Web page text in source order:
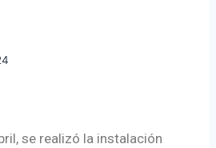
se realizó la instalación